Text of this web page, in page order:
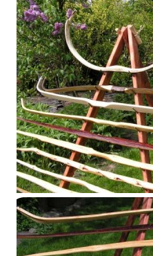
Présentoir 2014